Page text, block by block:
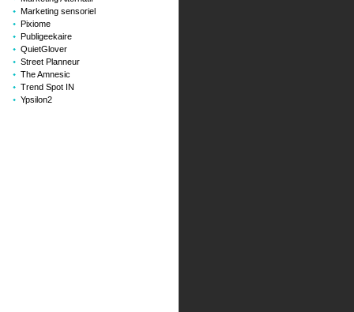
Marketing sensoriel
Pixiome
Publigeekaire
QuietGlover
Street Planneur
The Amnesic
Trend Spot IN
Ypsilon2